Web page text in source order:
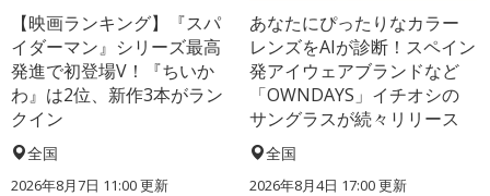
【映画ランキング】『スパ
イダーマン』シリーズ最高
発進で初登場V！『ちいか
わ』は2位、新作3本がラン
クイン
全国
2026年8月7日 11:00更新
あなたにぴったりなカラー
レンズをAIが診断！スペイン
発アイウェアブランドなど
「OWNDAYS」イチオシの
サングラスが続々リリース
全国
2026年8月4日 17:00更新